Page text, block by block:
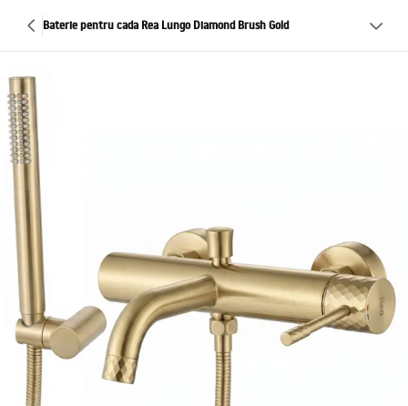
Baterie pentru cada Rea Lungo Diamond Brush Gold